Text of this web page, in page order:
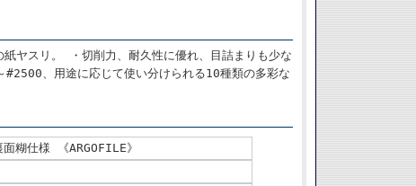
紙ヤスリ。 ・切削力、耐久性に優れ、目詰まりも少な
、用途に応じて使い分けられる10種類の多彩な
糊仕様 《ARGOFILE》